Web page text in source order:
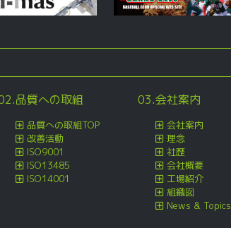
品質への取組
品質への取組TOP
改善活動
ISO9001
ISO13485
ISO14001
03.会社案内
会社案内
理念
社歴
会社概要
工場紹介
組織図
News & Topics